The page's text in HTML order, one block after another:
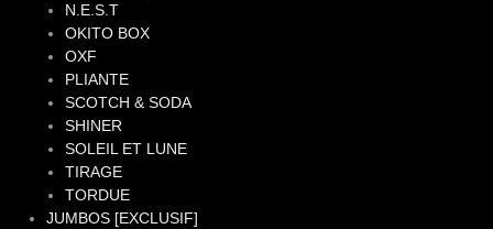
N.E.S.T
OKITO BOX
OXF
PLIANTE
SCOTCH & SODA
SHINER
SOLEIL ET LUNE
TIRAGE
TORDUE
JUMBOS [EXCLUSIF]